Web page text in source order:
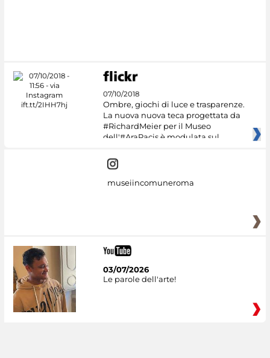
07/10/2018
Ombre, giochi di luce e trasparenze.
La nuova nuova teca progettata da
#RichardMeier per il Museo
dell'#AraPacis è modulata sul
museiincomuneroma
03/07/2026
Le parole dell'arte!